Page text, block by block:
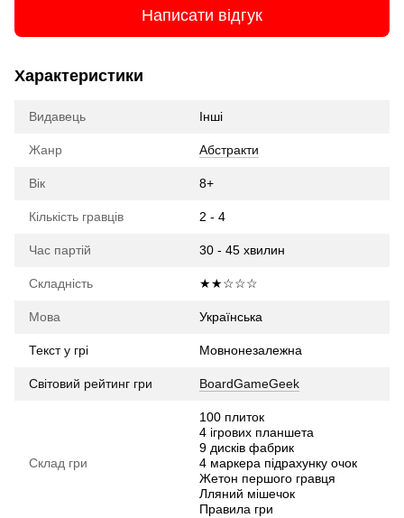
Написати відгук
Характеристики
Видавець Інші
Жанр Абстракти
Вік 8+
Кількість гравців 2 - 4
Час партій 30 - 45 хвилин
Складність ★★☆☆☆
Мова Українська
Текст у грі Мовнонезалежна
Світовий рейтинг гри BoardGameGeek
Склад гри
100 плиток
4 ігрових планшета
9 дисків фабрик
4 маркера підрахунку очок
Жетон першого гравця
Лляний мішечок
Правила гри